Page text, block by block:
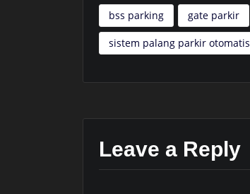
bss parking gate parkir
sistem palang parkir otomatis
Leave a Reply